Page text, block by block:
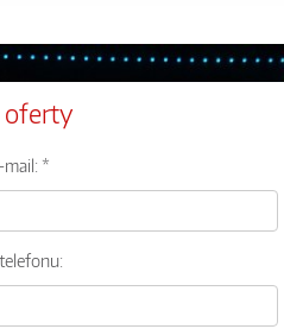
oferty
mail: *